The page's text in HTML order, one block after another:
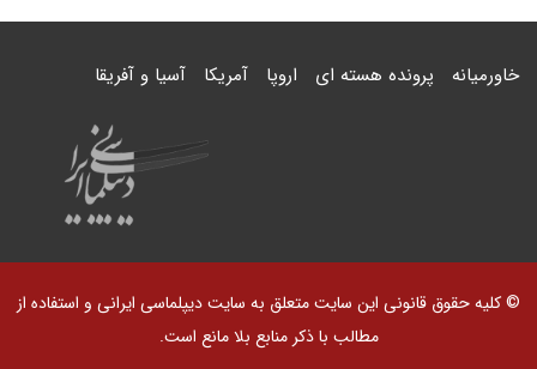
خاورمیانه پرونده هسته ای اروپا آمریکا آسیا و آفریقا
© کلیه حقوق قانونی این سایت متعلق به سایت دیپلماسی ایرانی و استفاده از
مطالب با ذکر منابع بلا مانع است.